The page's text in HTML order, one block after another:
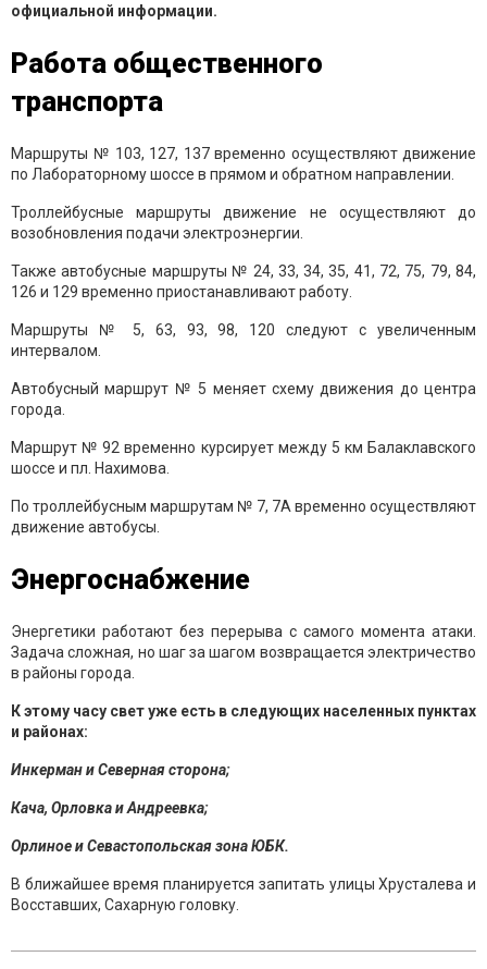
официальной информации.
Работа общественного
транспорта
Маршруты № 103, 127, 137 временно осуществляют движение
по Лабораторному шоссе в прямом и обратном направлении.
Троллейбусные маршруты движение не осуществляют до
возобновления подачи электроэнергии.
Также автобусные маршруты № 24, 33, 34, 35, 41, 72, 75, 79, 84,
126 и 129 временно приостанавливают работу.
Маршруты № 5, 63, 93, 98, 120 следуют с увеличенным
интервалом.
Автобусный маршрут № 5 меняет схему движения до центра
города.
Маршрут № 92 временно курсирует между 5 км Балаклавского
шоссе и пл. Нахимова.
По троллейбусным маршрутам № 7, 7А временно осуществляют
движение автобусы.
Энергоснабжение
Энергетики работают без перерыва с самого момента атаки.
Задача сложная, но шаг за шагом возвращается электричество
в районы города.
К этому часу свет уже есть в следующих населенных пунктах
и районах:
Инкерман и Северная сторона;
Кача, Орловка и Андреевка;
Орлиное и Севастопольская зона ЮБК.
В ближайшее время планируется запитать улицы Хрусталева и
Восставших, Сахарную головку.